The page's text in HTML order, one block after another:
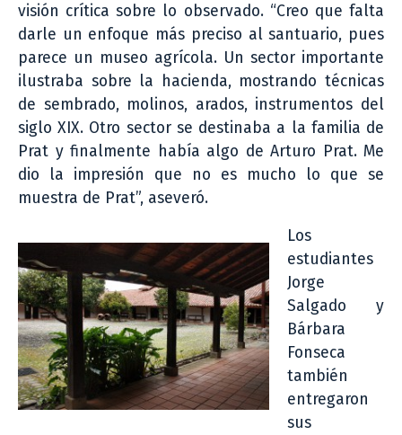
visión crítica sobre lo observado. “Creo que falta
darle un enfoque más preciso al santuario, pues
parece un museo agrícola. Un sector importante
ilustraba sobre la hacienda, mostrando técnicas
de sembrado, molinos, arados, instrumentos del
siglo XIX. Otro sector se destinaba a la familia de
Prat y finalmente había algo de Arturo Prat. Me
dio la impresión que no es mucho lo que se
muestra de Prat”, aseveró.
Los
estudiantes
Jorge
Salgado y
Bárbara
Fonseca
también
entregaron
sus